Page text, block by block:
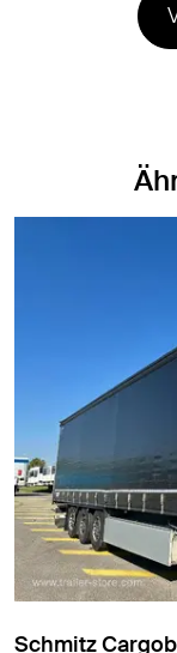
Schmitz